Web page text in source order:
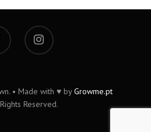
• Made with ♥ byGrowme.pt
Reserved.